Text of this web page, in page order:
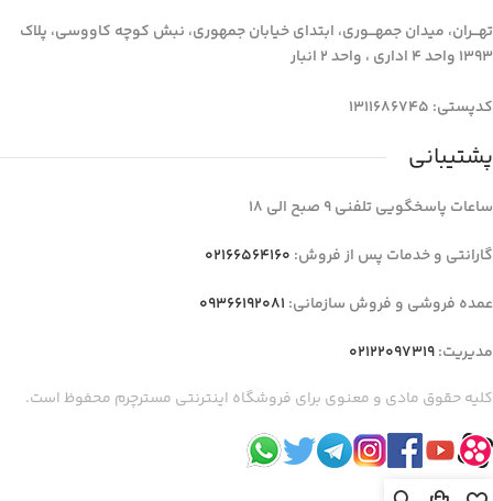
تهـــران، میدان جمهـــوری، ابتدای خیابان جمهوری، نبش کوچه کاووسی، پلاک
1393 واحد 4 اداری ، واحد 2 انبار
کدپستی: 1311686745
پشتیبانی
ساعات پاسخگویی تلفنی 9 صبح الی 18
گارانتی و خدمات پس از فروش: 02166564160
عمده فروشی و فروش سازمانی: 09366192081
مدیریت:02122097319
کلیه حقوق مادی و معنوی برای فروشگاه اینترنتی مسترچرم محفوظ است.